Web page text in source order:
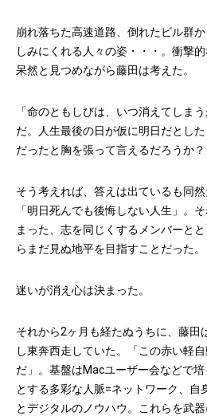
崩れ落ちた高速道路、倒れたビル群
しみにくれる人々の姿・・・。衝撃
呆然と見つめながら藤田は考えた。
「命のともしびは、いつ消えてしま
だ。人生最後の日が仮に明日だとし
だったと胸を張って言えるだろうか？
そう考えれば、答えは出ているも同
「明日死んでも後悔しない人生」。
まった、志を同じくするメンバーと
らまだ見ぬ地平を目指すことだった。
迷いが消え心は決まった。
それから2ヶ月も経たぬうちに、藤田
し東奔西走していた。「この赤い軽
だ」。基盤はMacユーザー会などで
とする多彩な人脈=ネットワーク、自
とデジタルのノウハウ。これらを武